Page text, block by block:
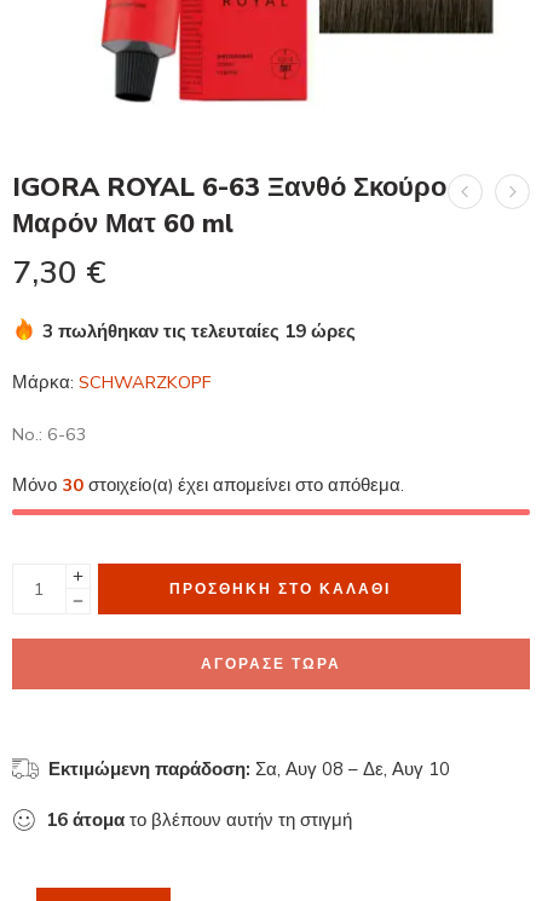
IGORA ROYAL 6-63 Ξανθό Σκούρο
Μαρόν Ματ 60 ml
7,30 €
3 πωλήθηκαν τις τελευταίες 19 ώρες
Μάρκα: SCHWARZKOPF
No.: 6-63
Μόνο 30 στοιχείο(α) έχει απομείνει στο απόθεμα.
ΠΡΟΣΘΉΚΗ ΣΤΟ ΚΑΛΆΘΙ
ΑΓΟΡΑΣΕ ΤΩΡΑ
Εκτιμώμενη παράδοση: Σα, Αυγ 08 – Δε, Αυγ 10
16 άτομα το βλέπουν αυτήν τη στιγμή